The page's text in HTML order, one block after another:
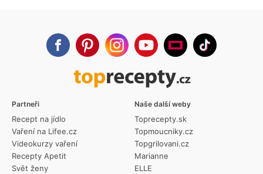
Partneři
Recept na jídlo
Vaření na Lifee.cz
Videokurzy vaření
Recepty Apetit
Svět ženy
Naše další weby
Toprecepty.sk
Topmoucniky.cz
Topgrilovani.cz
Marianne
ELLE